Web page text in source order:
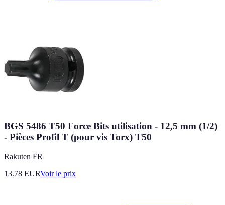
BGS 5486 T50 Force Bits utilisation - 12,5 mm (1/2)
- Pièces Profil T (pour vis Torx) T50
Rakuten FR
13.78 EURVoir le prix